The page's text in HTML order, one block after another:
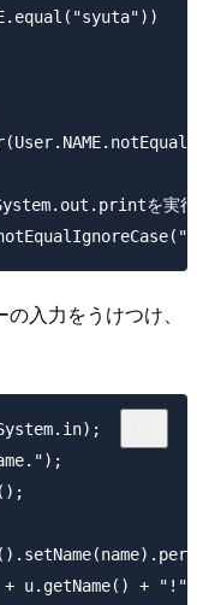
System.out.printを実行
入力をうけつけ、
u.getName() +